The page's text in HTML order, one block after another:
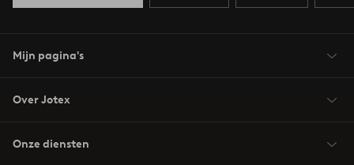
Mijn pagina's
Over Jotex
Onze diensten